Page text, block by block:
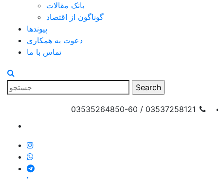
بانک مقالات
گوناگون از اقتصاد
پیوندها
دعوت به همکاری
تماس با ما
03537258121 / 03535264850-60